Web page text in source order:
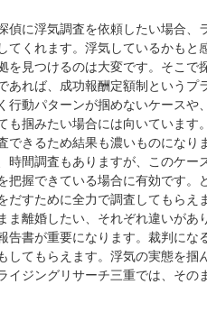
偵に浮気調査を依頼したい場合、
てくれます。浮気しているかもと
を見つけるのは大変です。そこ
あれば、成功報酬定額制という
行動パターンが掴めないケース
も掴みたい場合には向いています
できるため結果も濃いものにな
時間調査もありますが、このケ
把握できている場合に有効です
だすために全力で調査してもら
ま離婚したい、それぞれ違いが
告書が重要になります。裁判に
してもらえます。浮気の実態を掴
イジングリサーチ三重では、そ